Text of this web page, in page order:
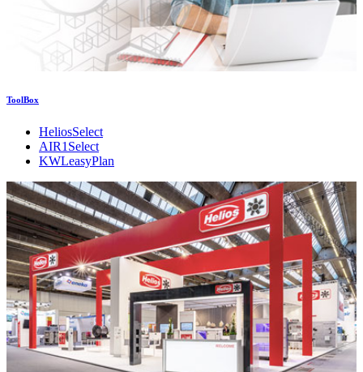
ToolBox
HeliosSelect
AIR1Select
KWLeasyPlan